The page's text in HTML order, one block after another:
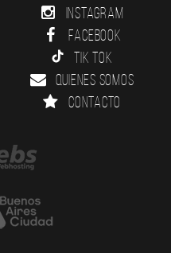
Instagram
Facebook
Tik Tok
Quienes somos
Contacto